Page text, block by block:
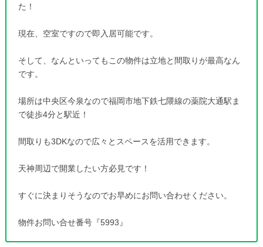
た！
現在、空室ですので即入居可能です。
そして、なんといってもこの物件は立地と間取りが最高なん
です。
場所は中央区今泉なので福岡市地下鉄七隈線の薬院大通駅ま
で徒歩4分と駅近！
間取りも3DKなので広々とスペースを活用できます。
天神周辺で開業したい方必見です！
すぐに決まりそうなのでお早めにお問い合わせください。
物件お問い合せ番号『5993』